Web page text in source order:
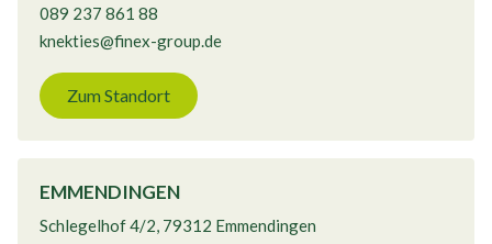
089 237 861 88
knekties@finex-group.de
Zum Standort
EMMENDINGEN
Schlegelhof 4/2, 79312 Emmendingen